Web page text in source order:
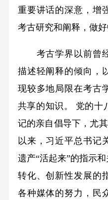
重要讲话的深意，增
考古研究和阐释，做
考古学界以前曾经
描述轻阐释的倾向，
现较多地局限在考古
共享的知识。 党的十
记的亲自倡导下，尤其
以来，习近平总书记
遗产“活起来”的指示
转化、创新性发展的
各种媒体的努力，民